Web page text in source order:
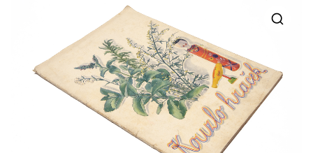
át
n